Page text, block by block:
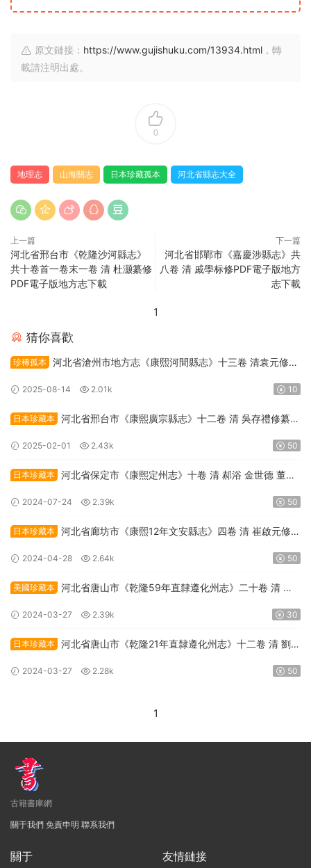
原文鏈接： https://www.gujishuku.com/13934.html ，轉
載請注明出處。
0
地理志 山海關志 日本珍藏孤本 河北省縣志大全
上一篇
河北省邢台市《乾隆沙河縣志》
共十卷首一卷末一卷 清 杜灏纂修
PDF電子版地方志下載
下一篇
河北省邯鄲市《嘉慶涉縣志》共
八卷 清 戚學标修PDF電子版地方
志下載
1
猜你喜歡
珍稀孤本 河北省滄州市地方志《康熙河間縣志》十三卷 清袁元修
2025-08-14 2.01k 10
日本珍藏本 河北省邢台市《康熙廣宗縣志》十二卷 清 吳存禮修纂
2025-02-01 2.43k 50
日本珍藏本 河北省保定市《康熙定州志》十卷 清 郝浴 金世德 董秉
2024-07-24 2.39k 50
日本珍藏本 河北省廊坊市《康熙12年文安縣志》四卷 清 崔啟元修
2024-04-28 2.64k 50
美國珍藏本 河北省唐山市《乾隆59年直隸遵化州志》二十卷 清 劉
2024-03-27 2.39k 30
日本珍藏本 河北省唐山市《乾隆21年直隸遵化州志》十二卷 清 劉埥
2024-03-27 2.28k 50
1
古籍書庫網
關于我們 免責申明 聯系我們
關于 友情鏈接